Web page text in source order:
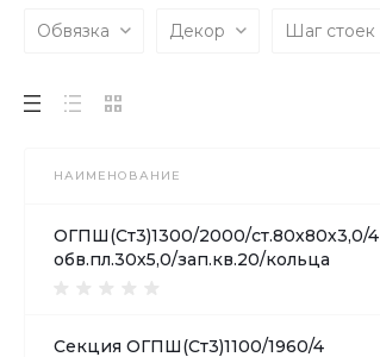
Обвязка Декор Шаг стоек
НАИМЕНОВАНИЕ
ОГПШ(Ст3)1300/2000/ст.80х80х3,0/4
обв.пл.30х5,0/зап.кв.20/кольца
Секция ОГПШ(Ст3)1100/1960/4